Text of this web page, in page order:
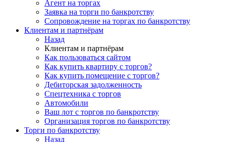
Агент на торгах
Заявка на торги по банкротству
Сопровождение на торгах по банкротству
Клиентам и партнёрам
Назад
Клиентам и партнёрам
Как пользоваться сайтом
Как купить квартиру с торгов?
Как купить помещение с торгов?
Дебиторская задолженность
Спецтехника с торгов
Автомобили
Ваш лот с торгов по банкротству
Организация торгов по банкротству
Торги по банкротству
Назад